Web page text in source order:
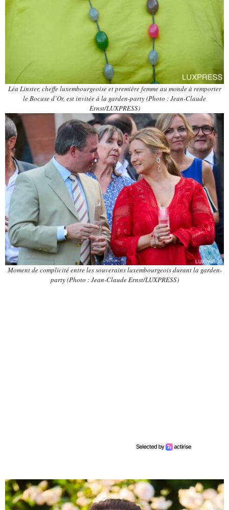
Léa Linster, cheffe luxembourgeoise et première femme au monde à remporter
le Bocuse d’Or, est invitée à la garden-party (Photo : Jean-Claude
Ernst/LUXPRESS)
Moment de complicité entre les souverains luxembourgeois durant la garden-
party (Photo : Jean-Claude Ernst/LUXPRESS)